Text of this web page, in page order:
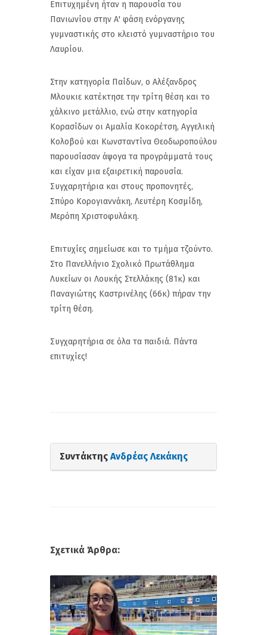
Επιτυχημένη ήταν η παρουσία του
Πανιωνίου στην Α' φάση ενόργανης
γυμναστικής στο κλειστό γυμναστήριο του
Λαυρίου.
Στην κατηγορία Παίδων, ο Αλέξανδρος
Μλουκιε κατέκτησε την τρίτη θέση και το
χάλκινο μετάλλιο, ενώ στην κατηγορία
Κορασίδων οι Αμαλία Κοκορέτση, Αγγελική
Κολοβού και Κωνσταντίνα Θεοδωροπούλου
παρουσίασαν άψογα τα προγράμματά τους
και είχαν μια εξαιρετική παρουσία.
Συγχαρητήρια και στους προπονητές,
Σπύρο Κορογιαννάκη, Λευτέρη Κοσμίδη,
Μερόπη Χριστοφυλάκη.
Επιτυχίες σημείωσε και το τμήμα τζούντο.
Στο Πανελλήνιο Σχολικό Πρωτάθλημα
Λυκείων οι Λουκής Στελλάκης (81κ) και
Παναγιώτης Καστρινέλης (66κ) πήραν την
τρίτη θέση.
Συγχαρητήρια σε όλα τα παιδιά. Πάντα
επιτυχίες!
Συντάκτης Ανδρέας Λεκάκης
Σχετικά Άρθρα: